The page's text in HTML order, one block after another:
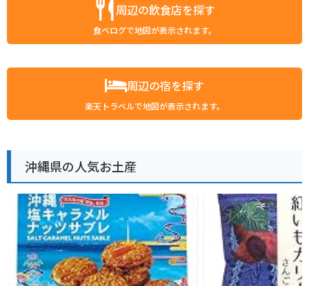
周辺の飲食店を探す
食べログで地図が表示されます。
周辺の宿を探す
楽天トラベルで地図が表示されます。
沖縄県の人気お土産